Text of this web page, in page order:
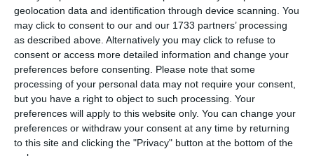
geolocation data and identification through device scanning. You
may click to consent to our and our 1733 partners’ processing
as described above. Alternatively you may click to refuse to
consent or access more detailed information and change your
preferences before consenting. Please note that some
processing of your personal data may not require your consent,
but you have a right to object to such processing. Your
preferences will apply to this website only. You can change your
preferences or withdraw your consent at any time by returning
to this site and clicking the "Privacy" button at the bottom of the
Adaugă-ne ca sursă în Google
Urmărește-ne pe Google News
Urmărește-ne pe Whatsapp
Ti-a placut articolul?